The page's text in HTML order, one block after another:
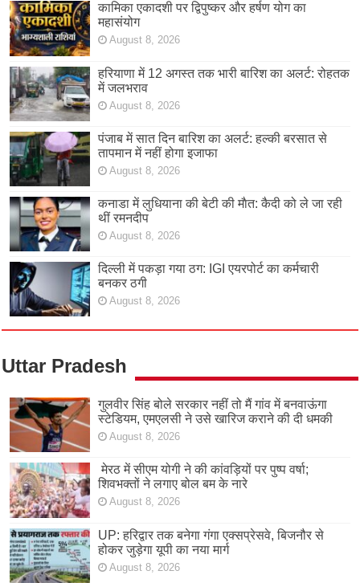
कामिका एकादशी पर द्विपुष्कर और हर्षण योग का
महासंयोग
August 8, 2026
हरियाणा में 12 अगस्त तक भारी बारिश का अलर्ट: रोहतक
में जलभराव
August 8, 2026
पंजाब में सात दिन बारिश का अलर्ट: हल्की बरसात से
तापमान में नहीं होगा इजाफा
August 8, 2026
कनाडा में लुधियाना की बेटी की माैत: कैदी को ले जा रही
थीं रमनदीप
August 8, 2026
दिल्ली में पकड़ा गया ठग: IGI एयरपोर्ट का कर्मचारी
बनकर ठगी
August 8, 2026
Uttar Pradesh
गुलवीर सिंह बोले सरकार नहीं तो मैं गांव में बनवाऊंगा
स्टेडियम, एमएलसी ने उसे खारिज कराने की दी धमकी
August 8, 2026
मेरठ में सीएम योगी ने की कांवड़ियों पर पुष्प वर्षा;
शिवभक्तों ने लगाए बोल बम के नारे
August 8, 2026
UP: हरिद्वार तक बनेगा गंगा एक्सप्रेसवे, बिजनौर से
होकर जुड़ेगा यूपी का नया मार्ग
August 8, 2026